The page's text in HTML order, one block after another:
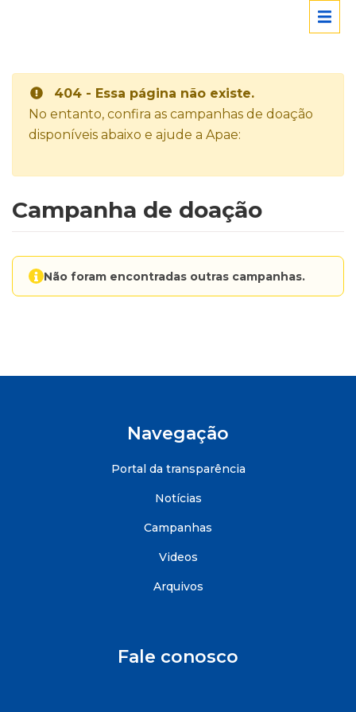
404 - Essa página não existe.
No entanto, confira as campanhas de doação
disponíveis abaixo e ajude a Apae:
Campanha de doação
Não foram encontradas outras campanhas.
Navegação
Portal da transparência
Notícias
Campanhas
Videos
Arquivos
Fale conosco